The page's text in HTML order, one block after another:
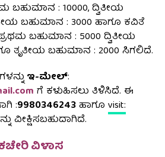
: 10000, ದ್ವಿತೀಯ
ಬಹುಮಾನ : 3000 ಹಾಗೂ ಕವಿತೆ
ಬಹುಮಾನ : 5000 ದ್ವಿತೀಯ
ತೃತೀಯ ಬಹುಮಾನ : ₹2000 ಸಿಗಲಿದೆ.
ಇ-ಮೇಲ್‌:
ಗೆ ಕಳುಹಿಸಲು ತಿಳಿಸಿದೆ. ಈ
:9980346243ಹಾಗೂ visit:
ವೀಕ್ಷಿಸಬಹುದಾಗಿದೆ.
ವಿಳಾಸ